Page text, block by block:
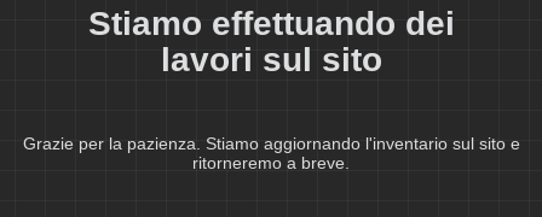
Stiamo effettuando dei
lavori sul sito
Grazie per la pazienza. Stiamo aggiornando l'inventario sul sito e
ritorneremo a breve.